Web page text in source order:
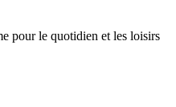
pour le quotidien et les loisirs